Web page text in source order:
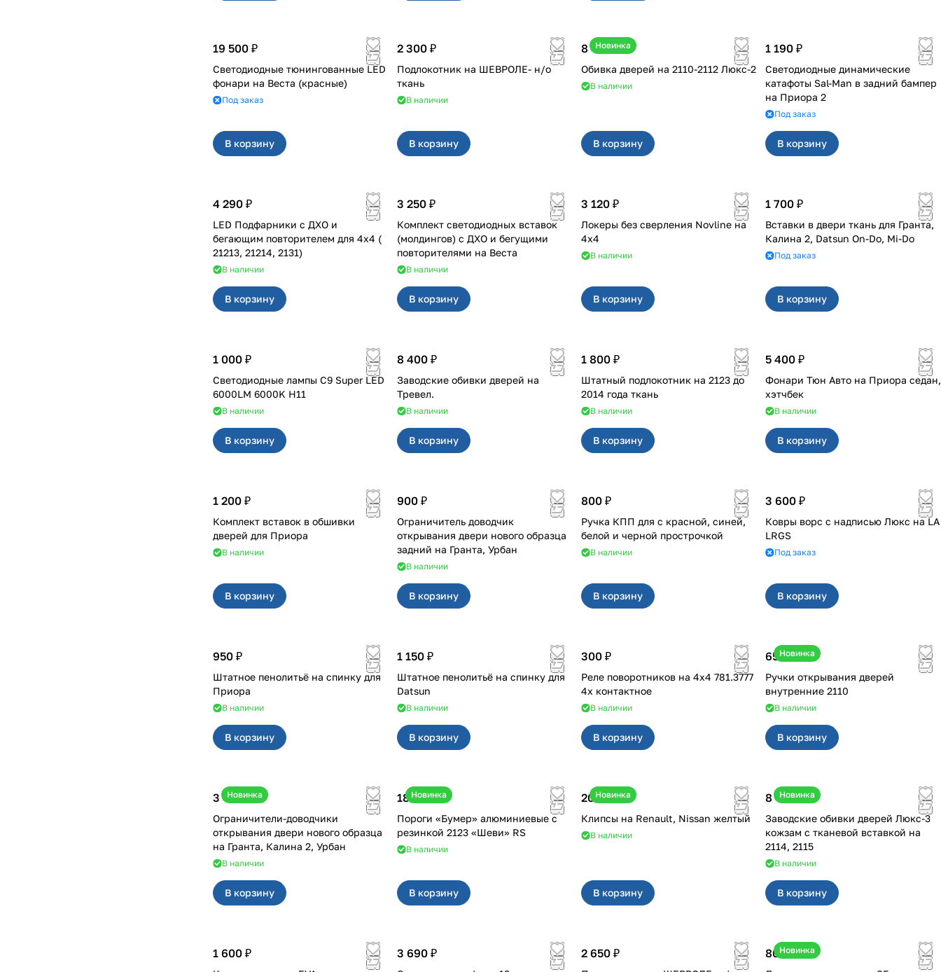
19 500 ₽
Светодиодные тюнингованные LED
фонари на Веста (красные)
Под заказ
В корзину
2 300 ₽
Подлокотник на ШЕВРОЛЕ- н/о
ткань
В наличии
В корзину
Новинка
8 400 ₽
Обивка дверей на 2110-2112 Люкс-2
В наличии
В корзину
1 190 ₽
Светодиодные динамические
катафоты Sal-Man в задний бампер
на Приора 2
Под заказ
В корзину
4 290 ₽
LED Подфарники с ДХО и
бегающим повторителем для 4x4 (
21213, 21214, 2131)
В наличии
В корзину
3 250 ₽
Комплект светодиодных вставок
(молдингов) с ДХО и бегущими
повторителями на Веста
В наличии
В корзину
3 120 ₽
Локеры без сверления Novline на
4х4
В наличии
В корзину
1 700 ₽
Вставки в двери ткань для Гранта,
Калина 2, Datsun On-Do, Mi-Do
Под заказ
В корзину
1 000 ₽
Светодиодные лампы C9 Super LED
6000LM 6000K H11
В наличии
В корзину
8 400 ₽
Заводские обивки дверей на
Тревел.
В наличии
В корзину
1 800 ₽
Штатный подлокотник на 2123 до
2014 года ткань
В наличии
В корзину
5 400 ₽
Фонари Тюн Авто на Приора седан,
хэтчбек
В наличии
В корзину
1 200 ₽
Комплект вставок в обшивки
дверей для Приора
В наличии
В корзину
900 ₽
Ограничитель доводчик
открывания двери нового образца
задний на Гранта, Урбан
В наличии
В корзину
800 ₽
Ручка КПП для с красной, синей,
белой и черной прострочкой
В наличии
В корзину
3 600 ₽
Ковры ворс с надписью Люкс на LA
LRGS
Под заказ
В корзину
950 ₽
Штатное пенолитьё на спинку для
Приора
В наличии
В корзину
1 150 ₽
Штатное пенолитьё на спинку для
Datsun
В наличии
В корзину
300 ₽
Реле поворотников на 4х4 781.3777
4х контактное
В наличии
В корзину
Новинка
650 ₽
Ручки открывания дверей
внутренние 2110
В наличии
В корзину
Новинка
3 400 ₽
Ограничители-доводчики
открывания двери нового образца
на Гранта, Калина 2, Урбан
В наличии
В корзину
Новинка
18 000 ₽
Пороги «Бумер» алюминиевые с
резинкой 2123 «Шеви» RS
В наличии
В корзину
Новинка
20 ₽
Клипсы на Renault, Nissan желтый
В наличии
В корзину
Новинка
8 450 ₽
Заводские обивки дверей Люкс-3
кожзам с тканевой вставкой на
2114, 2115
В наличии
В корзину
1 600 ₽ 3 690 ₽ 2 650 ₽ Новинка
800 ₽